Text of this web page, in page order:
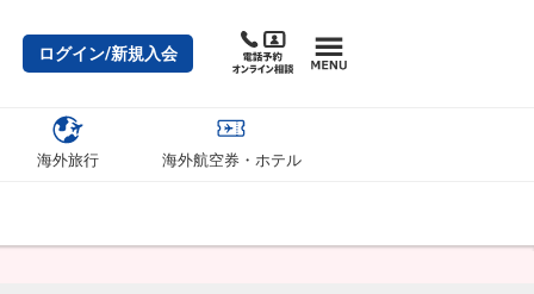
ログイン/新規入会
海外旅行 海外航空券・ホテル